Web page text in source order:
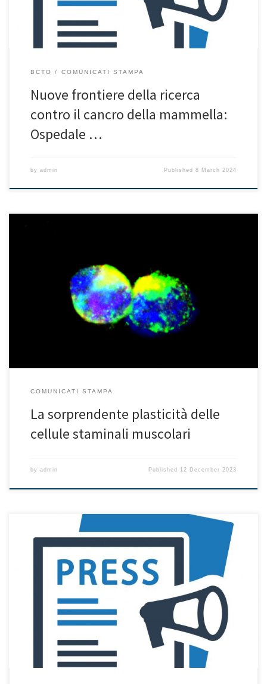
BCTO COMUNICATI STAMPA
Nuove frontiere della ricerca
contro il cancro della mammella:
Ospedale …
by admin Published8 March 2024
biofisica “A. Buzzati-Traverso” del Cnr e pubblicata sulla rivista
Developmental Cell ha individuato in una piccola proteina la
chiave che porta le cellule staminali adulte presenti nelle fibre
muscolari a differenziarsi così da rigenerare il tessuto danneggiato
o ad autorinnovarsi. Lo studio, […]
COMUNICATI STAMPA
La sorprendente plasticità delle
cellule staminali muscolari
by admin Published 12 December 2023